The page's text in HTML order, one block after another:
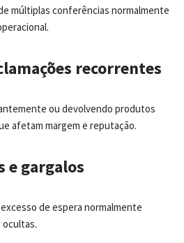
múltiplas conferências normalmente
recorrentes
ou devolvendo produtos
afetam margem e reputação.
e gargalos
de espera normalmente
ocultas.